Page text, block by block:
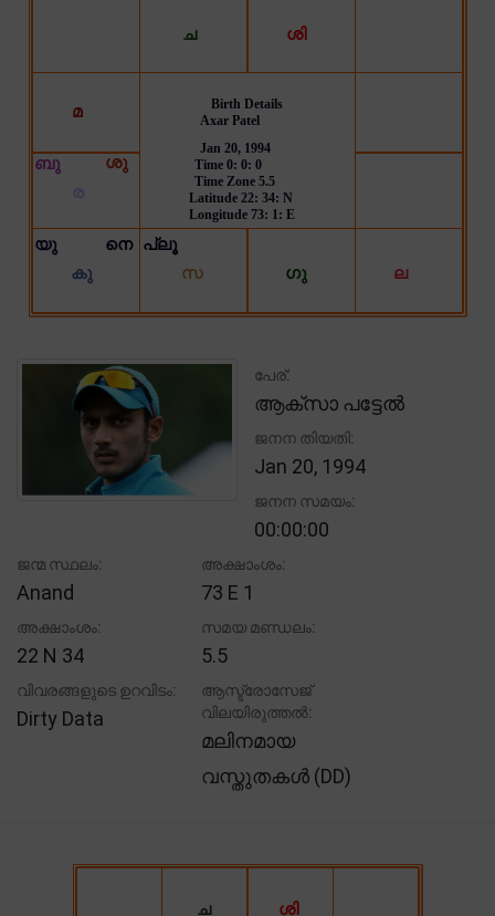
പേര്:
ആക്സാ പട്ടേൽ
ജനന തിയതി:
Jan 20, 1994
ജനന സമയം:
00:00:00
ജന്മ സ്ഥലം:
Anand
അക്ഷാംശം:
73 E 1
അക്ഷാംശം:
22 N 34
സമയ മണ്ഡലം:
5.5
വിവരങ്ങളുടെ ഉറവിടം:
Dirty Data
ആസ്ട്രോസേജ്
വിലയിരുത്തൽ:
മലിനമായ
വസ്തുതകൾ (DD)